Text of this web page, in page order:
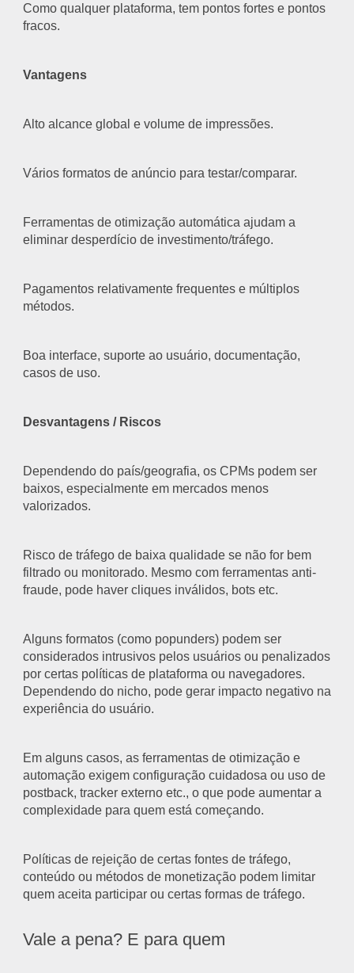
Como qualquer plataforma, tem pontos fortes e pontos
fracos.
Vantagens
Alto alcance global e volume de impressões.
Vários formatos de anúncio para testar/comparar.
Ferramentas de otimização automática ajudam a
eliminar desperdício de investimento/tráfego.
Pagamentos relativamente frequentes e múltiplos
métodos.
Boa interface, suporte ao usuário, documentação,
casos de uso.
Desvantagens / Riscos
Dependendo do país/geografia, os CPMs podem ser
baixos, especialmente em mercados menos
valorizados.
Risco de tráfego de baixa qualidade se não for bem
filtrado ou monitorado. Mesmo com ferramentas anti-
fraude, pode haver cliques inválidos, bots etc.
Alguns formatos (como popunders) podem ser
considerados intrusivos pelos usuários ou penalizados
por certas políticas de plataforma ou navegadores.
Dependendo do nicho, pode gerar impacto negativo na
experiência do usuário.
Em alguns casos, as ferramentas de otimização e
automação exigem configuração cuidadosa ou uso de
postback, tracker externo etc., o que pode aumentar a
complexidade para quem está começando.
Políticas de rejeição de certas fontes de tráfego,
conteúdo ou métodos de monetização podem limitar
quem aceita participar ou certas formas de tráfego.
Vale a pena? E para quem